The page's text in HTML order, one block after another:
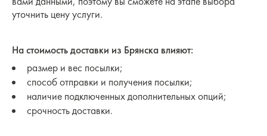
уточнить цену услуги.
На стоимость доставки из Брянска влияют:
размер и вес посылки;
способ отправки и получения посылки;
наличие подключенных дополнительных опций;
срочность доставки.